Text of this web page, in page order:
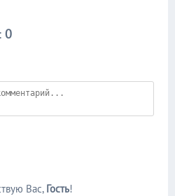
: 0
Вас, Гость!